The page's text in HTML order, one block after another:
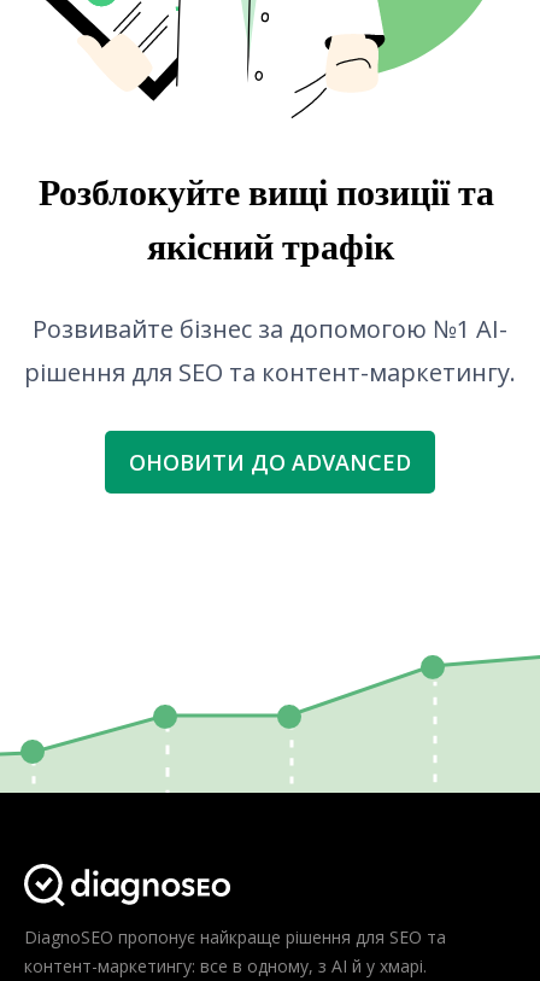
Перегляд сніпета
Генератор ідей для блогу
Розблокуйте вищі позиції та
якісний трафік
Розвивайте бізнес за допомогою №1 AI-
рішення для SEO та контент-маркетингу.
ОНОВИТИ ДО ADVANCED
DiagnoSEO пропонує найкраще рішення для SEO та
контент-маркетингу: все в одному, з AI й у хмарі.